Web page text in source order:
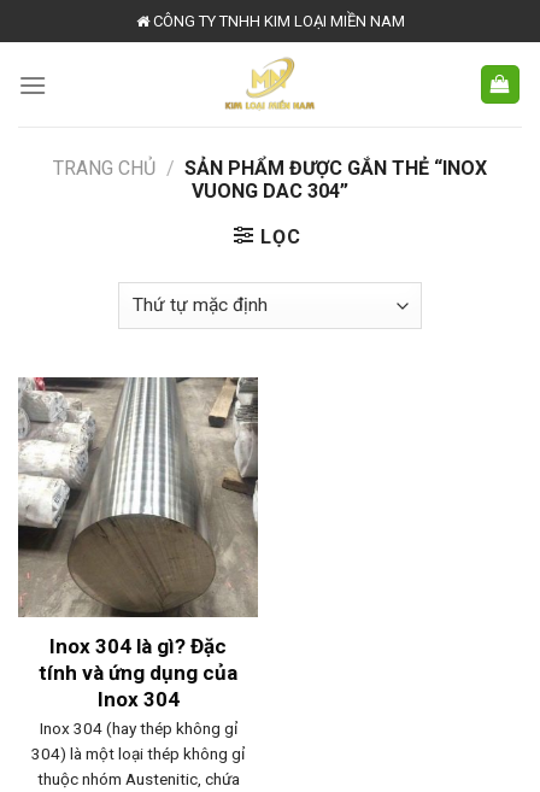
to
content
CÔNG TY TNHH KIM LOẠI MIỀN NAM
TRANG CHỦ / SẢN PHẨM ĐƯỢC GẮN THẺ “INOX
VUONG DAC 304”
LỌC
Inox 304 là gì? Đặc
tính và ứng dụng của
Inox 304
Inox 304 (hay thép không gỉ
304) là một loại thép không gỉ
thuộc nhóm Austenitic, chứa